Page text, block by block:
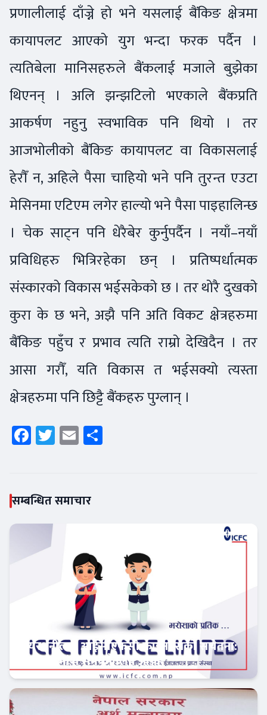
प्रणालीलाई दाँज्ने हो भने यसलाई बैंकिङ क्षेत्रमा
कायापलट आएको युग भन्दा फरक पर्दैन ।
त्यतिबेला मानिसहरुले बैंकलाई मजाले बुझेका
थिएनन् । अलि झन्झटिलो भएकाले बैंकप्रति
आकर्षण नहुनु स्वभाविक पनि थियो । तर
आजभोलीको बैंकिङ कायापलट वा विकासलाई
हेरौँ न, अहिले पैसा चाहियो भने पनि तुरन्त एउटा
मेसिनमा एटिएम लगेर हाल्यो भने पैसा पाइहालिन्छ
। चेक साट्न पनि धेरैबेर कुर्नुपर्दैन । नयाँ–नयाँ
प्रविधिहरु भित्रिरहेका छन् । प्रतिष्पर्धात्मक
संस्कारको विकास भईसकेको छ । तर थोरै दुखको
कुरा के छ भने, अझै पनि अति विकट क्षेत्रहरुमा
बैंकिङ पहुँच र प्रभाव त्यति राम्रो देखिदैन । तर
आसा गरौँ, यति विकास त भईसक्यो त्यस्ता
क्षेत्रहरुमा पनि छिट्टै बैंकहरु पुग्लान् ।
Facebook
Twitter
Email
सम्बन्धित समाचार
फिन–टेक
सेयरधनीलाई आईसीएफसी फाइनान्सको सचेतना:
बाँकी लाभांश समयमै लिन आग्रह